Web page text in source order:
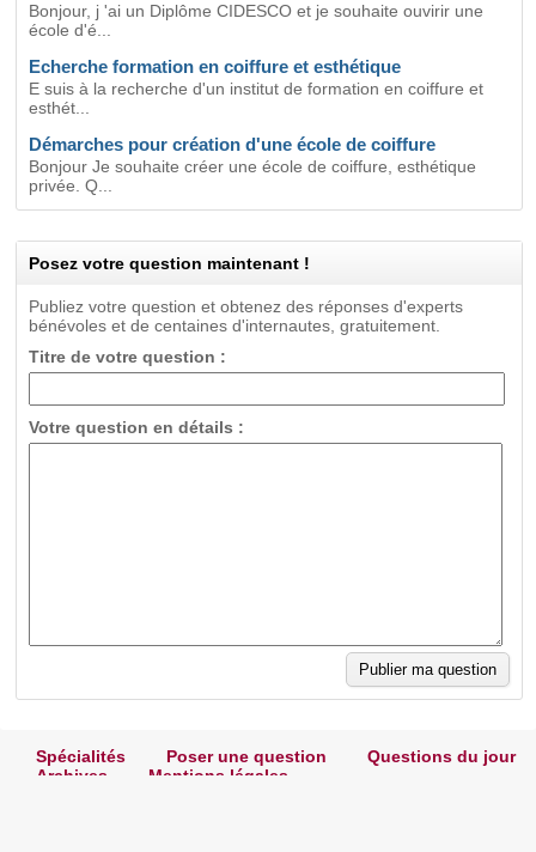
Bonjour, j 'ai un Diplôme CIDESCO et je souhaite ouvirir une
école d'é...
Echerche formation en coiffure et esthétique
E suis à la recherche d'un institut de formation en coiffure et
esthét...
Démarches pour création d'une école de coiffure
Bonjour Je souhaite créer une école de coiffure, esthétique
privée. Q...
Posez votre question maintenant !
Publiez votre question et obtenez des réponses d'experts
bénévoles et de centaines d'internautes, gratuitement.
Titre de votre question :
Votre question en détails :
Spécialités Poser une question
Questions du jour
Archives
Mentions légales